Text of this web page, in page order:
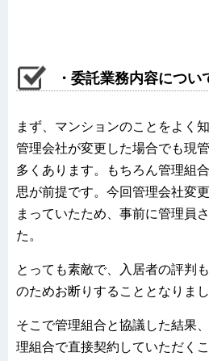
・委託業務内容につい
まず、マンションのことをよく
管理会社が変更した場合でも現
多くあります。もちろん管理組
思が前提です。今回管理会社変
まっていたため、事前に管理員
た。
とっても素敵で、入居者の評判
のためお断りすることとなりまし
そこで管理組合と協議した結果
理組合で直接契約していただく